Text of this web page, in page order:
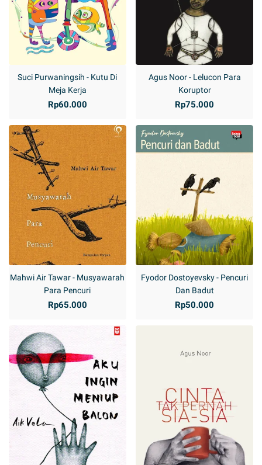
Suci Purwaningsih - Kutu Di
Meja Kerja
Rp60.000
Agus Noor - Lelucon Para
Koruptor
Rp75.000
Mahwi Air Tawar - Musyawarah
Para Pencuri
Rp65.000
Fyodor Dostoyevsky - Pencuri
Dan Badut
Rp50.000